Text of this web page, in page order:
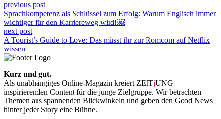
previous post
Sprachkompetenz als Schlüssel zum Erfolg: Warum Englisch immer
wichtiger für den Karriereweg wird!￼
next post
A Tourist’s Guide to Love: Das müsst ihr zur Romcom auf Netflix
wissen
Kurz und gut.
Als unabhängiges Online-Magazin kreiert ZEITjUNG
inspirierenden Content für die junge Zielgruppe. Wir betrachten
Themen aus spannenden Blickwinkeln und geben den Good News
hinter jeder Story eine Bühne.